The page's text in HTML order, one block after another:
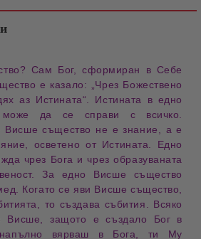
Сам Бог, сформиран в Себе
е казало: „Чрез Божествено
аз Истината“. Истината в едно
да се справи с всичко.
Висше същество не е знание, а е
осветено от Истината. Едно
чрез Бога и чрез образуваната
За едно Висше същество
Когато се яви Висше същество,
то създава събития. Всяко
Висше, защото е създало Бог в
вярваш в Бога, ти Му